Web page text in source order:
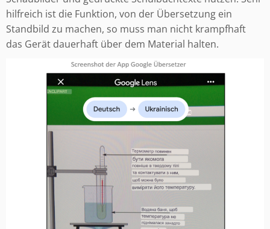
hilfreich ist die Funktion, von der Übersetzung ein
Standbild zu machen, so muss man nicht krampfhaft
das Gerät dauerhaft über dem Material halten.